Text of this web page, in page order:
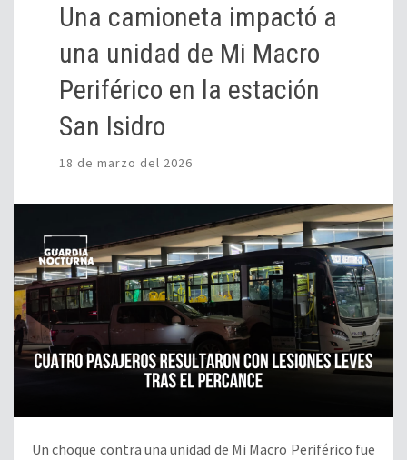
Una camioneta impactó a
una unidad de Mi Macro
Periférico en la estación
San Isidro
18 de marzo del 2026
Un choque contra una unidad de Mi Macro Periférico fue